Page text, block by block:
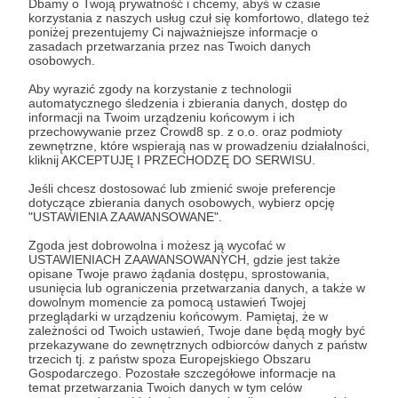
Dbamy o Twoją prywatność i chcemy, abyś w czasie
korzystania z naszych usług czuł się komfortowo, dlatego też
poniżej prezentujemy Ci najważniejsze informacje o
zasadach przetwarzania przez nas Twoich danych
osobowych.
Aby wyrazić zgody na korzystanie z technologii
automatycznego śledzenia i zbierania danych, dostęp do
informacji na Twoim urządzeniu końcowym i ich
przechowywanie przez Crowd8 sp. z o.o. oraz podmioty
zewnętrzne, które wspierają nas w prowadzeniu działalności,
kliknij AKCEPTUJĘ I PRZECHODZĘ DO SERWISU.
Jeśli chcesz dostosować lub zmienić swoje preferencje
dotyczące zbierania danych osobowych, wybierz opcję
"USTAWIENIA ZAAWANSOWANE".
Zgoda jest dobrowolna i możesz ją wycofać w
USTAWIENIACH ZAAWANSOWANYCH, gdzie jest także
opisane Twoje prawo żądania dostępu, sprostowania,
usunięcia lub ograniczenia przetwarzania danych, a także w
dowolnym momencie za pomocą ustawień Twojej
przeglądarki w urządzeniu końcowym. Pamiętaj, że w
zależności od Twoich ustawień, Twoje dane będą mogły być
przekazywane do zewnętrznych odbiorców danych z państw
trzecich tj. z państw spoza Europejskiego Obszaru
Gospodarczego. Pozostałe szczegółowe informacje na
temat przetwarzania Twoich danych w tym celów
A swoją ostatnią wojnę – w Afganistanie – po
prostu przegrały.
O czym wspominam w kontekście niesławnej
awantury w Białym Domu. W pewnym
momencie trump zarzucił Zełenskiemu, że
ten przegrywa wojnę (więc nie powinien
podskakiwać). Naprawdę? Ukraina od trzech
lat toczy pełnoskalowy konflikt z silniejszym
przeciwnikiem. Ani rosja, ani Ukraina nie są
technologicznymi mocarstwami, co nie
zmienia faktu, że biją się ze sobą regularne
armie, wyposażone w ogromny arsenał
środków. W asymetrycznej, na niekorzyść
Ukrainy, relacji.